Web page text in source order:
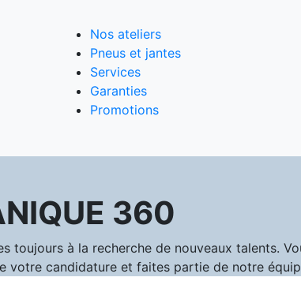
Nos ateliers
Pneus et jantes
Services
Garanties
Promotions
360
toujours à la recherche de nouveaux talents.
votre candidature et faites partie de notre